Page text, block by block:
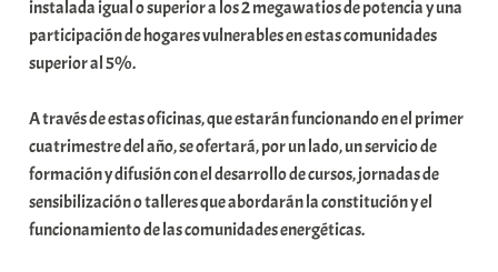
instalada igual o superior a los 2 megawatios de potencia y una
participación de hogares vulnerables en estas comunidades
superior al 5%.
A través de estas oficinas, que estarán funcionando en el primer
cuatrimestre del año, se ofertará, por un lado, un servicio de
formación y difusión con el desarrollo de cursos, jornadas de
sensibilización o talleres que abordarán la constitución y el
funcionamiento de las comunidades energéticas.